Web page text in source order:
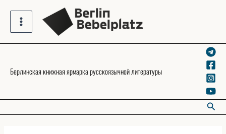
content Main
Берлинская книжная ярмарка русскоязычной литературы